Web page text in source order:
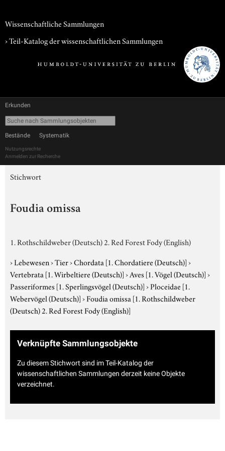
Wissenschaftliche Sammlungen
› Teil-Katalog der wissenschaftlichen Sammlungen
Erkunden
Bestände Systematik
Nutzungsrechte
Anmelden zur Recherche
Stichwort
Foudia omissa
1. Rothschildweber (Deutsch) 2. Red Forest Fody (English)
›Lebewesen›Tier›Chordata [1. Chordatiere (Deutsch)]›
Vertebrata [1. Wirbeltiere (Deutsch)]›Aves [1. Vögel (Deutsch)]›
Passeriformes [1. Sperlingsvögel (Deutsch)]›Ploceidae [1.
Webervögel (Deutsch)]›Foudia omissa [1. Rothschildweber
(Deutsch) 2. Red Forest Fody (English)]
Verknüpfte Sammlungsobjekte
Zu diesem Stichwort sind im Teil-Katalog der
wissenschaftlichen Sammlungen derzeit keine Objekte
verzeichnet.